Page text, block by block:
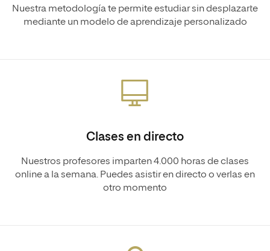
Nuestra metodología te permite estudiar sin desplazarte
mediante un modelo de aprendizaje personalizado
Clases en directo
Nuestros profesores imparten 4.000 horas de clases
online a la semana. Puedes asistir en directo o verlas en
otro momento